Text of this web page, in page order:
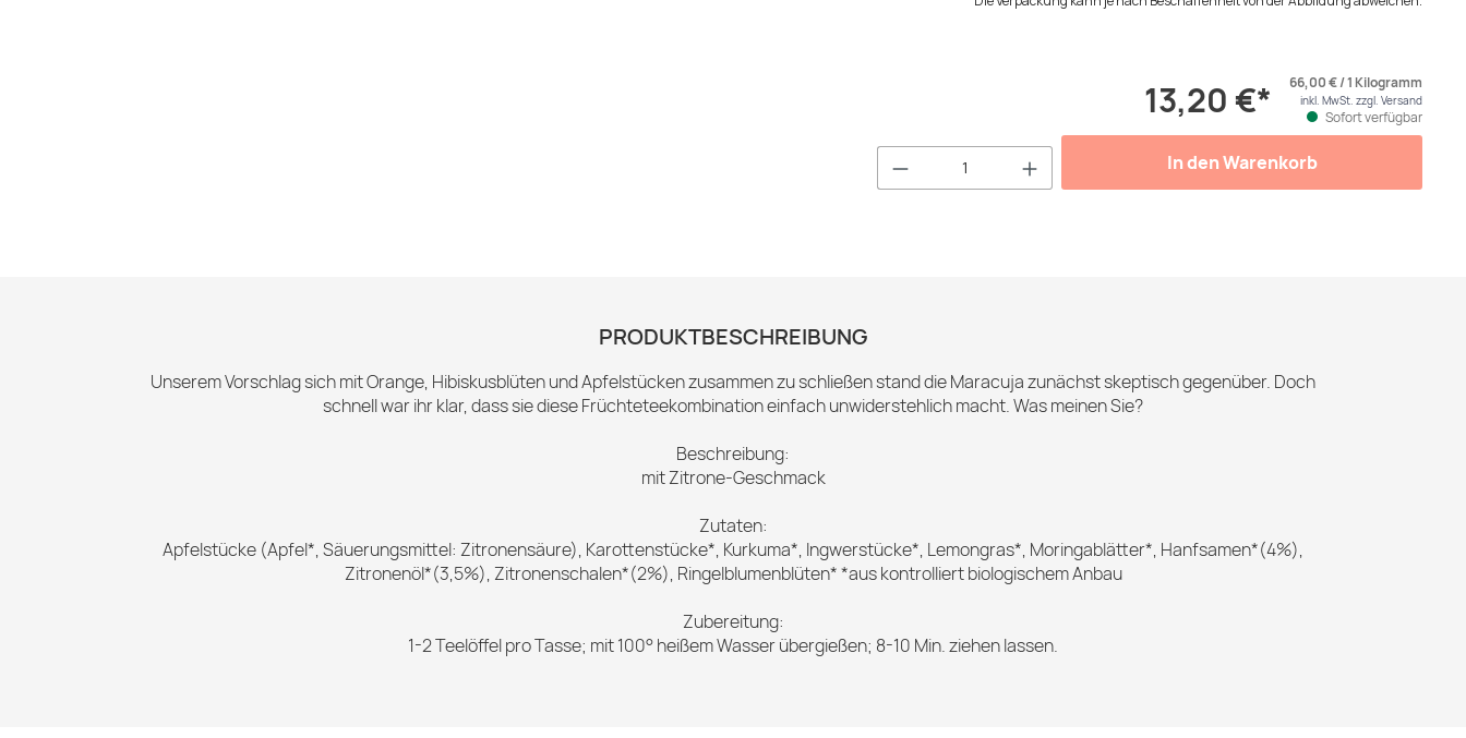
Produkt Anzahl: Gib den gewünschten Wert
13,20 €* 66,00 € / 1 Kilogramm
inkl. MwSt. zzgl. Versand
Sofort verfügbar
In den Warenkorb
PRODUKTBESCHREIBUNG
Unserem Vorschlag sich mit Orange, Hibiskusblüten und Apfelstücken zusammen zu schließen stand die Maracuja zunächst skeptisch gegenüber. Doch
schnell war ihr klar, dass sie diese Früchteteekombination einfach unwiderstehlich macht. Was meinen Sie?
Beschreibung:
mit Zitrone-Geschmack
Zutaten:
Apfelstücke (Apfel*, Säuerungsmittel: Zitronensäure), Karottenstücke*, Kurkuma*, Ingwerstücke*, Lemongras*, Moringablätter*, Hanfsamen*(4%),
Zitronenöl*(3,5%), Zitronenschalen*(2%), Ringelblumenblüten* *aus kontrolliert biologischem Anbau
Zubereitung:
1-2 Teelöffel pro Tasse; mit 100° heißem Wasser übergießen; 8-10 Min. ziehen lassen.